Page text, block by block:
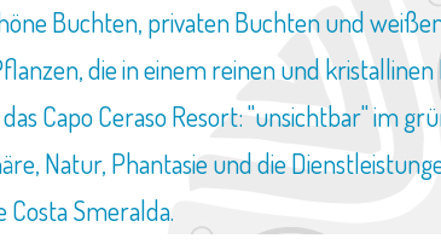
Buchten, privaten Buchten und
die in einem reinen und
Capo Ceraso Resort: "unsichtbar" im
Natur, Phantasie und die
Smeralda.